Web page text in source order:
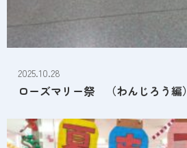
2025.10.28
ローズマリー祭 （わんじろう編）